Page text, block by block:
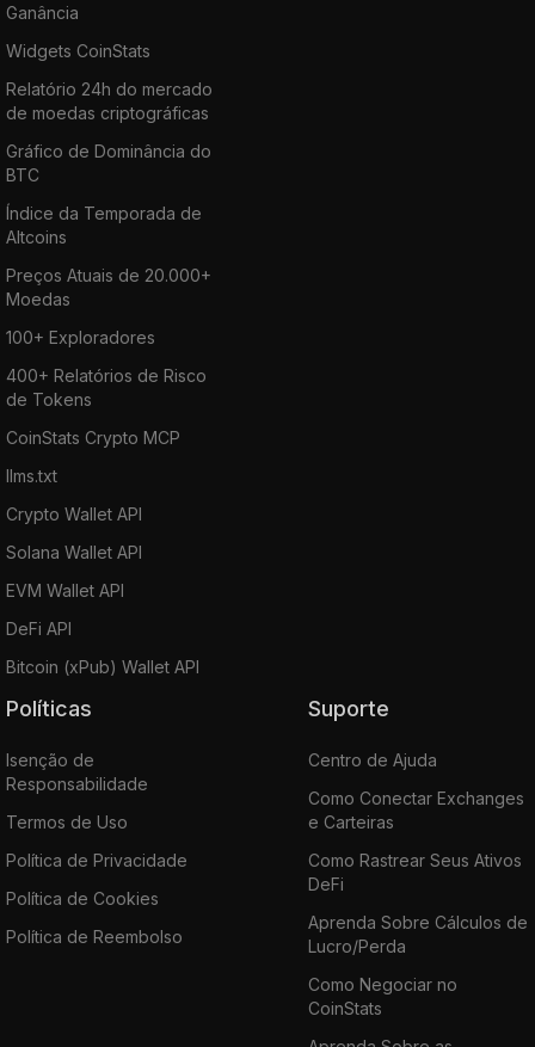
Ganância
Widgets CoinStats
Relatório 24h do mercado
de moedas criptográficas
Gráfico de Dominância do
BTC
Índice da Temporada de
Altcoins
Preços Atuais de 20.000+
Moedas
100+ Exploradores
400+ Relatórios de Risco
de Tokens
CoinStats Crypto MCP
llms.txt
Crypto Wallet API
Solana Wallet API
EVM Wallet API
DeFi API
Bitcoin (xPub) Wallet API
Políticas
Isenção de
Responsabilidade
Termos de Uso
Política de Privacidade
Política de Cookies
Política de Reembolso
Suporte
Centro de Ajuda
Como Conectar Exchanges
e Carteiras
Como Rastrear Seus Ativos
DeFi
Aprenda Sobre Cálculos de
Lucro/Perda
Como Negociar no
CoinStats